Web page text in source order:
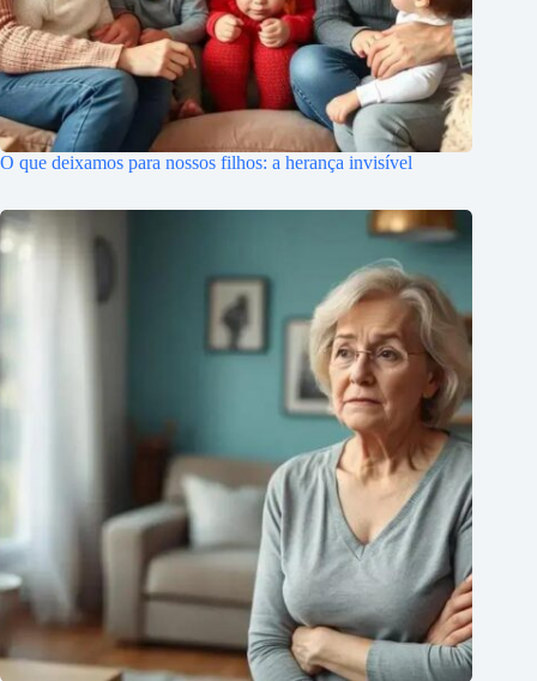
O que deixamos para nossos filhos: a herança invisível